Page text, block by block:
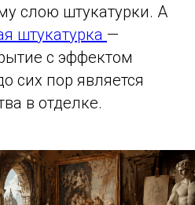
слою штукатурки. А
штукатурка —
с эффектом
сих пор является
в отделке.